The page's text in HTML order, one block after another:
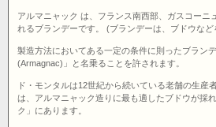
アルマニャック は、フランス南西部、ガスコーニ
れるブランデーです。 (ブランデーは、ブドウな
製造方法においてある一定の条件に則ったブラン
(Armagnac)」と名乗ることを許されます。
ド・モンタルは12世紀から続いている老舗の生産
は、アルマニャック造りに最も適したブドウが採
ク」にあります。